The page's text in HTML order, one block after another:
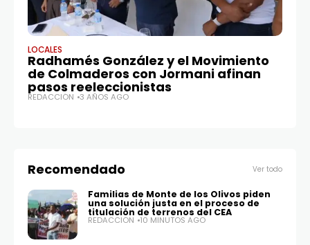
LOCALES
Radhamés González y el Movimiento
de Colmaderos con Jormani afinan
pasos reeleccionistas
REDACCIÓN 3 AÑOS AGO
Recomendado Ver todo
Familias de Monte de los Olivos piden
una solución justa en el proceso de
titulación de terrenos del CEA
REDACCIÓN 10 MINUTOS AGO